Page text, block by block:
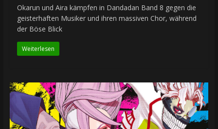
Okarun und Aira kämpfen in Dandadan Band 8 gegen die
geisterhaften Musiker und ihren massiven Chor, während
der Böse Blick
Weiterlesen